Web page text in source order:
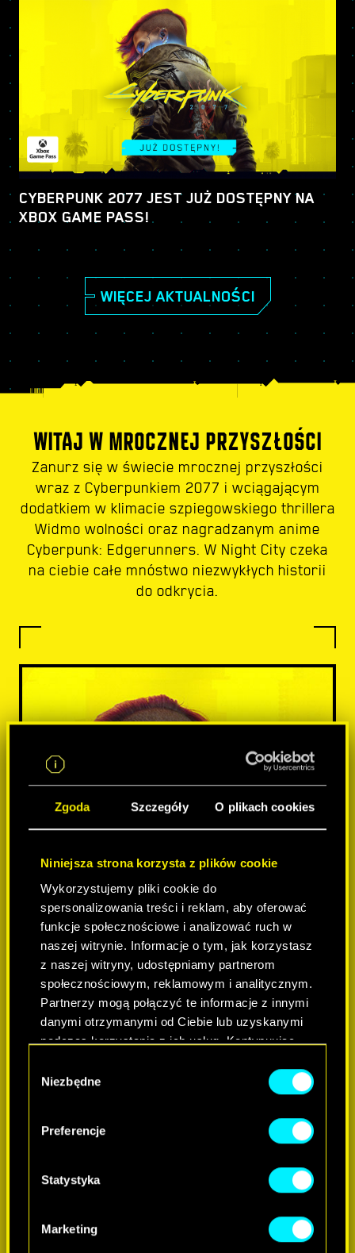
Zgoda Szczegóły O plikach cookies
Niniejsza strona korzysta z plików cookie
Wykorzystujemy pliki cookie do
spersonalizowania treści i reklam, aby oferować
funkcje społecznościowe i analizować ruch w
naszej witrynie. Informacje o tym, jak korzystasz
z naszej witryny, udostępniamy partnerom
społecznościowym, reklamowym i analitycznym.
Partnerzy mogą połączyć te informacje z innymi
danymi otrzymanymi od Ciebie lub uzyskanymi
podczas korzystania z ich usług. Kontynuując
używanie plików cookie.
zgody
Niezbędne
Preferencje
Statystyka
Marketing
CYBERPUNK 2077 JEST JUŻ DOSTĘPNY NA
XBOX GAME PASS!
WIĘCEJ AKTUALNOŚCI
WITAJ W MROCZNEJ PRZYSZŁOŚCI
Zanurz się w świecie mrocznej przyszłości
wraz z Cyberpunkiem 2077 i wciągającym
dodatkiem w klimacie szpiegowskiego thrillera
Widmo wolności oraz nagradzanym anime
Cyberpunk: Edgerunners. W Night City czeka
na ciebie całe mnóstwo niezwykłych historii
do odkrycia.